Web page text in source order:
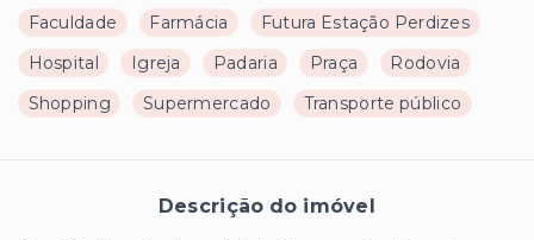
Faculdade Farmácia
Futura Estação Perdizes
Hospital
Igreja Padaria Praça
Rodovia
Shopping
Supermercado Transporte público
Descrição do imóvel